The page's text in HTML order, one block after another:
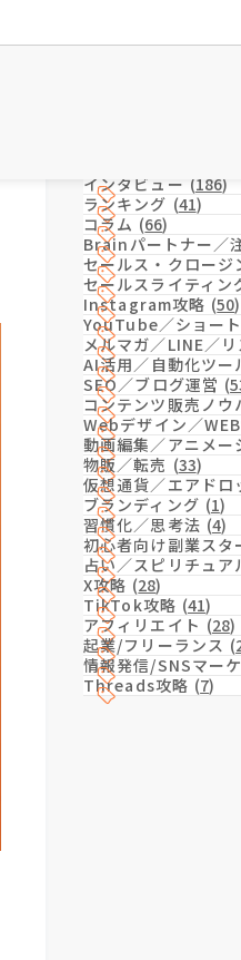
インタビュー (186)
ランキング (41)
コラム (66)
Brainパートナー／
セールス・クロージ
セールスライティン
Instagram攻略 (50)
YouTube／ショー
メルマガ／LINE／
AI活用／自動化ツー
SEO／ブログ運営 (
コンテンツ販売ノウ
Webデザイン／
動画編集／アニメー
物販／転売 (33)
仮想通貨／エアドロ
ブランディング (1)
習慣化／思考法 (4)
初心者向け副業スタ
占い／スピリチュア
X攻略 (28)
TikTok攻略 (41)
アフィリエイト (28)
起業/フリーランス (
情報発信/SNSマー
Threads攻略 (7)